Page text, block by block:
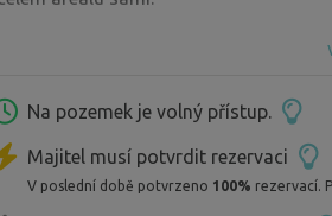
Na pozemek je volný přístup.
Majitel musí potvrdit rezervaci
V poslední době potvrzeno 100% rezervací.